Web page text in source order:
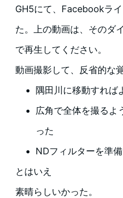
GH5にて、Facebookラ
た。上の動画は、そのダ
で再生してください。
動画撮影して、反省的な覚
隅田川に移動すれば
広角で全体を撮るよ
った
NDフィルターを準
とはいえ
素晴らしいかった。